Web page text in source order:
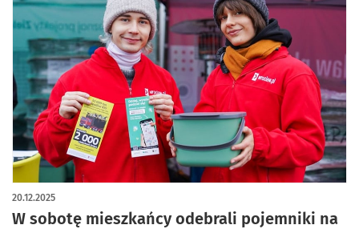
W sobotę mieszkańcy odebrali pojemniki na
20.12.2025